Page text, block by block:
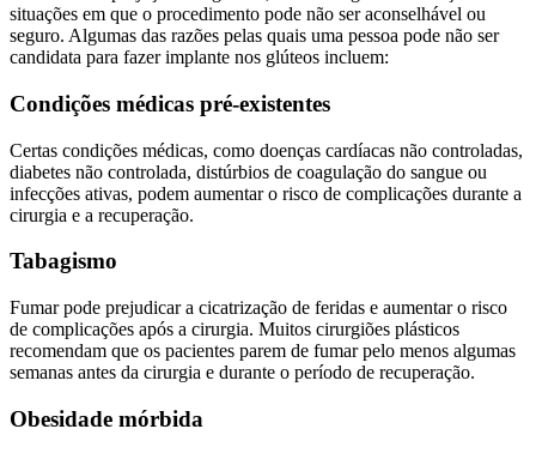
situações em que o procedimento pode não ser aconselhável ou
seguro. Algumas das razões pelas quais uma pessoa pode não ser
candidata para fazer implante nos glúteos incluem:
Condições médicas pré-existentes
Certas condições médicas, como doenças cardíacas não controladas,
diabetes não controlada, distúrbios de coagulação do sangue ou
infecções ativas, podem aumentar o risco de complicações durante a
cirurgia e a recuperação.
Tabagismo
Fumar pode prejudicar a cicatrização de feridas e aumentar o risco
de complicações após a cirurgia. Muitos cirurgiões plásticos
recomendam que os pacientes parem de fumar pelo menos algumas
semanas antes da cirurgia e durante o período de recuperação.
Obesidade mórbida